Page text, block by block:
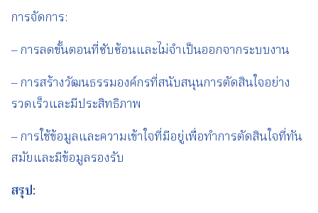
การจัดการ:
– การลดขั้นตอนที่ซับซ้อนและไม่จำเป็นออกจากระบบงาน
– การสร้างวัฒนธรรมองค์กรที่สนับสนุนการตัดสินใจอย่าง
รวดเร็วและมีประสิทธิภาพ
– การใช้ข้อมูลและความเข้าใจที่มีอยู่เพื่อทำการตัดสินใจที่ทัน
สมัยและมีข้อมูลรองรับ
สรุป: